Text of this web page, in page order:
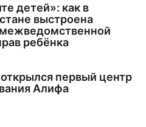
детей»: как в
выстроена
ребёнка
первый центр
Алифа